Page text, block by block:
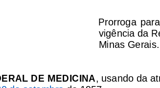
Prorroga
vigência da R
Minas Gerais.
DE MEDICINA , usando da